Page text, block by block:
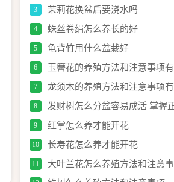
3 茉莉花换盆后要浇水吗
4 蛛丝卷绢怎么养长的好
5 龟背竹用什么盆栽好
6 玉簪花的养殖方法和注意事项
7 龙须木的养殖方法和注意事项
8
发财树怎么分盆容易成活 掌握
间和
9 红掌怎么养才能开花
10 长寿花怎么养才能开花
11 大叶兰花怎么养殖方法和注意